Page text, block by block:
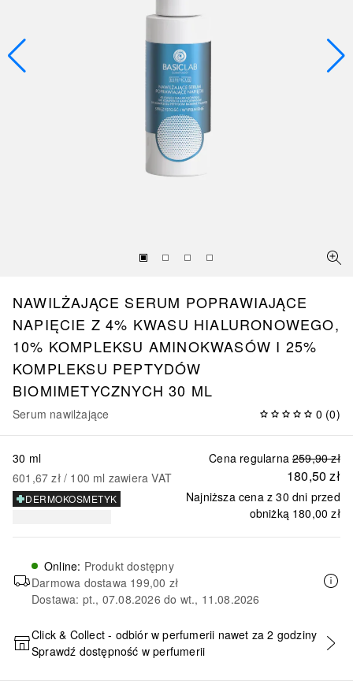
NAWILŻAJĄCE SERUM POPRAWIAJĄCE
NAPIĘCIE Z 4% KWASU HIALURONOWEGO,
10% KOMPLEKSU AMINOKWASÓW I 25%
KOMPLEKSU PEPTYDÓW
BIOMIMETYCZNYCH 30 ML
Serum nawilżające 0 (0)
Cena regularna 259,90 zł
180,50 zł
Najniższa cena z 30 dni przed
obniżką 180,00 zł
30 ml
601,67 zł / 100 ml zawiera VAT
DERMOKOSMETYK
Online: Produkt dostępny
Darmowa dostawa 199,00 zł
Dostawa: pt., 07.08.2026 do wt., 11.08.2026
DODAJ DO KOSZYKA
Click & Collect - odbiór w perfumerii nawet za 2 godziny
Sprawdź dostępność w perfumerii